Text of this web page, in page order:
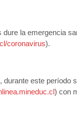
dure la emergencia
coronavirus).
durante este período
) con